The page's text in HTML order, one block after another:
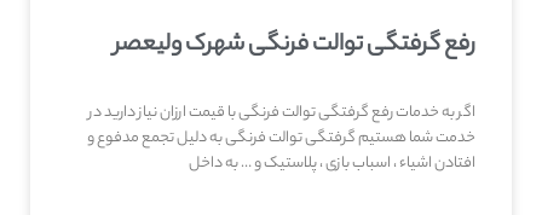
رفع گرفتگی توالت فرنگی شهرک ولیعصر
اگر به خدمات رفع گرفتگی توالت فرنگی با قیمت ارزان نیاز دارید در
خدمت شما هستیم گرفتگی توالت فرنگی به دلیل تجمع مدفوع و
افتادن اشیاء ، اسباب بازی ، پلاستیک و … به داخل